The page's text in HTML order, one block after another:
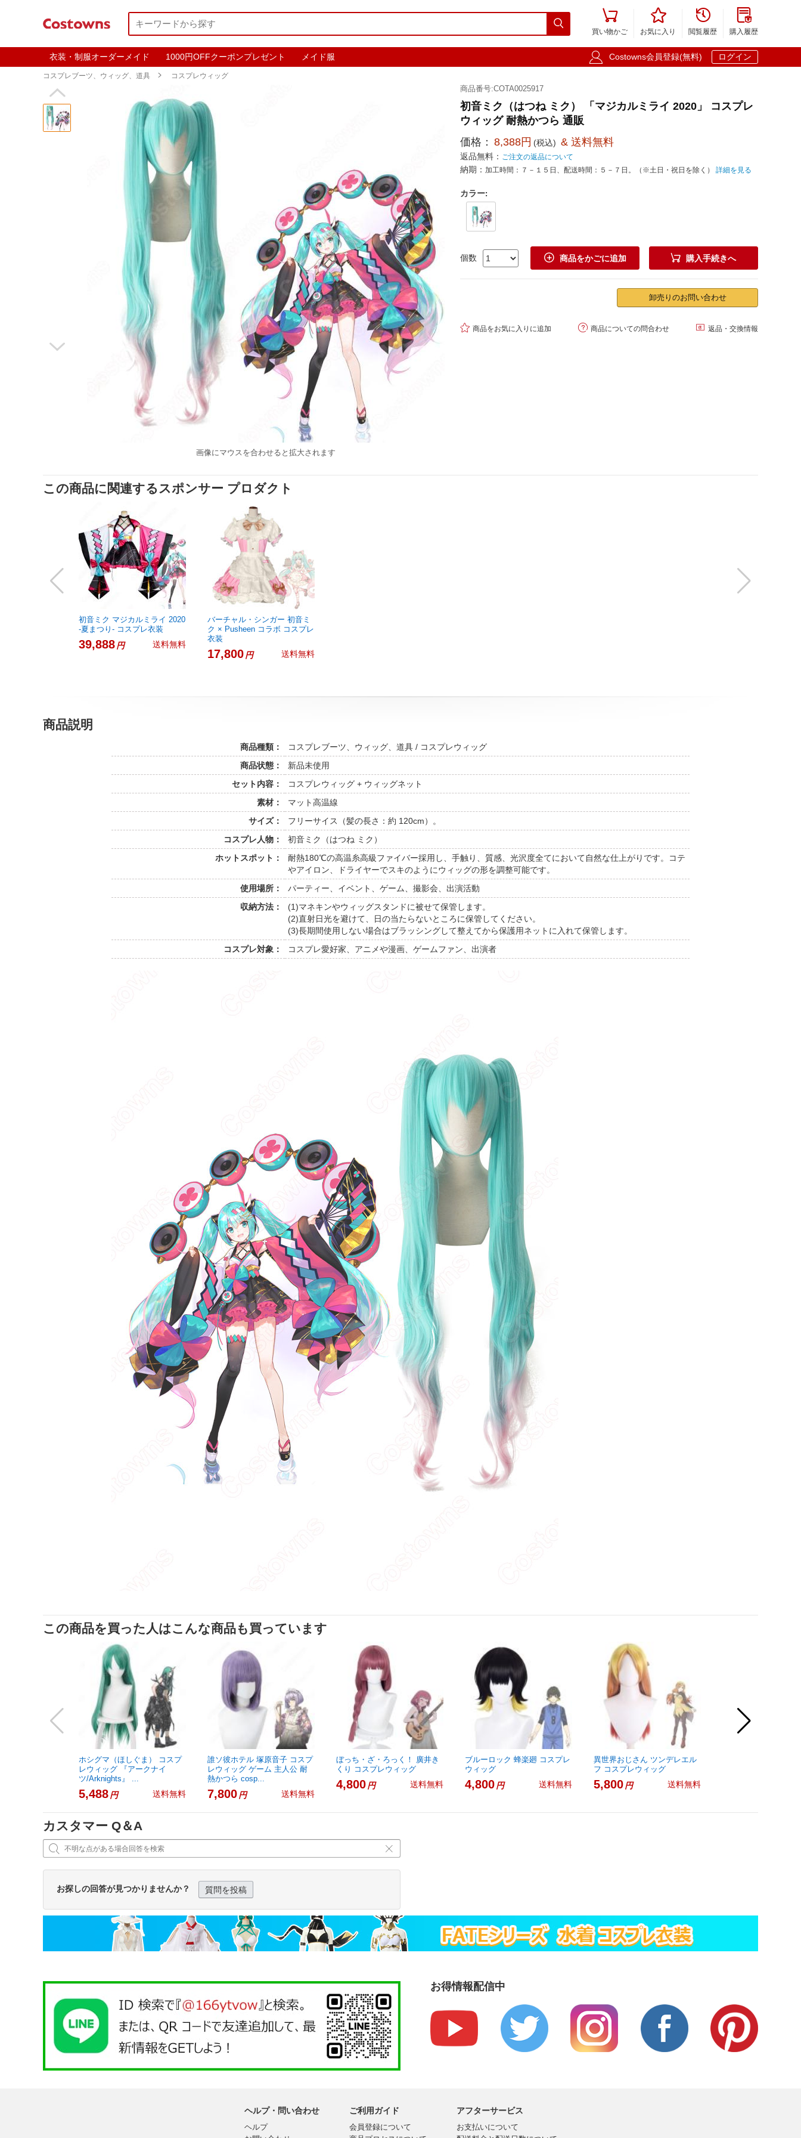


買い物かご

お気に入り

閲覧履歴

購入履歴
衣装・制服オーダーメイド 1000円OFFクーポンプレゼント メイド服  Costowns会員登録(無料) ログイン
コスプレブーツ、ウィッグ、道具  コスプレウィッグ


画像にマウスを合わせると拡大されます
商品番号:COTA0025917
初音ミク（はつね ミク） 「マジカルミライ 2020」 コスプレ
ウィッグ 耐熱かつら 通販
価格： 8,388円 (税込) & 送料無料
返品無料： ご注文の返品について
納期： 加工時間：７－１５日、配送時間：５－７日。（※土日・祝日を除く） 詳細を見る
カラー:
個数  商品をかごに追加  購入手続きへ
卸売りのお問い合わせ
 商品をお気に入りに追加  商品についての問合わせ  返品・交換情報
この商品に関連するスポンサー プロダクト
初音ミク マジカルミライ 2020
-夏まつり- コスプレ衣装
39,888円 送料無料
バーチャル・シンガー 初音ミ
ク × Pusheen コラボ コスプレ
衣装
17,800円 送料無料
商品説明
商品種類：
コスプレブーツ、ウィッグ、道具 / コスプレウィッグ
商品状態：
新品未使用
セット内容：
コスプレウィッグ + ウィッグネット
素材：
マット高温線
サイズ：
フリーサイス（髪の長さ：約 120cm）。
コスプレ人物：
初音ミク（はつね ミク）
ホットスポット：
耐熱180℃の高温糸高級ファイバー採用し、手触り、質感、光沢度全てにおいて自然な仕上がりです。コテ
やアイロン、ドライヤーでスキのようにウィッグの形を調整可能です。
使用場所：
パーティー、イベント、ゲーム、撮影会、出演活動
収納方法：
(1)マネキンやウィッグスタンドに被せて保管します。
(2)直射日光を避けて、日の当たらないところに保管してください。
(3)長期間使用しない場合はブラッシングして整えてから保護用ネットに入れて保管します。
コスプレ対象：
コスプレ愛好家、アニメや漫画、ゲームファン、出演者
この商品を買った人はこんな商品も買っています
ホシグマ（ほしぐま） コスプ
レウィッグ 『アークナイ
ツ/Arknights』 ...
5,488円 送料無料
誰ソ彼ホテル 塚原音子 コスプ
レウィッグ ゲーム 主人公 耐
熱かつら cosp...
7,800円 送料無料
ぼっち・ざ・ろっく！ 廣井き
くり コスプレウィッグ
4,800円 送料無料
ブルーロック 蜂楽廻 コスプレ
ウィッグ
4,800円 送料無料
異世界おじさん ツンデレエル
フ コスプレウィッグ
5,800円 送料無料
カスタマー Q＆A
 
お探しの回答が見つかりませんか？ 質問を投稿
お得情報配信中
ヘルプ・問い合わせ
ヘルプ
ご利用ガイド
会員登録について
アフターサービス
お支払いについて